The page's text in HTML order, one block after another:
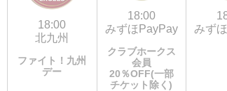
18:00
北九州
ファイト！九州
デー
18:00
みずほPayPay
クラブホークス
会員
20％OFF(一部
チケット除く)
みず